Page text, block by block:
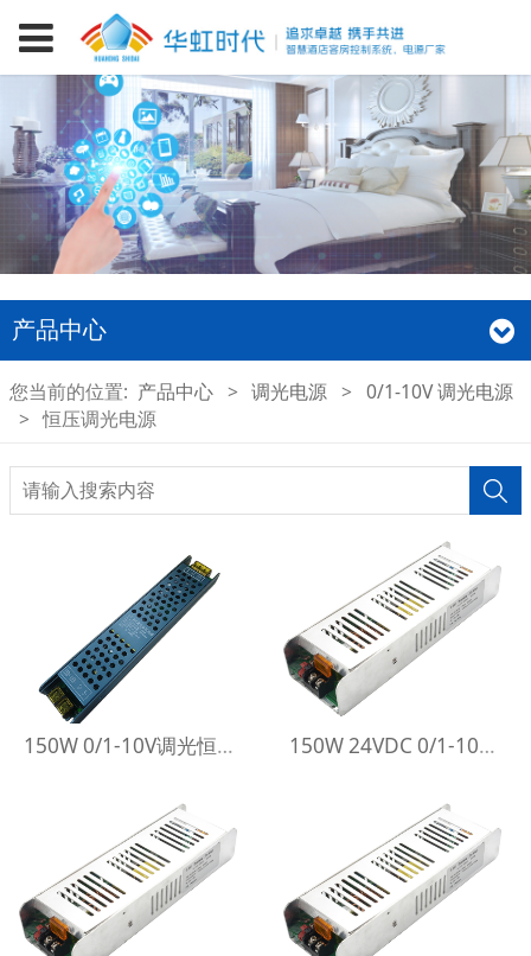
产品中心
您当前的位置: 产品中心 > 调光电源 > 0/1-10V 调光电源
> 恒压调光电源
150W 0/1-10V调光恒压电源12V 150W 24VDC 0/1-10V调光恒压电源